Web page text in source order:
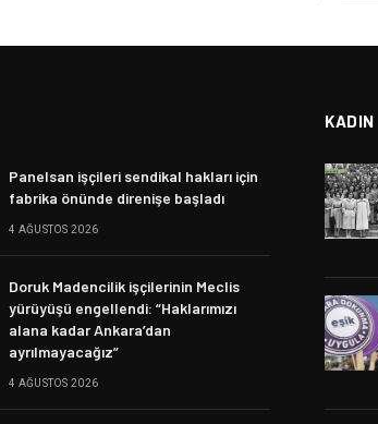
Panelsan işçileri sendikal hakları için
fabrika önünde direnişe başladı
4 AĞUSTOS 2026
Doruk Madencilik işçilerinin Meclis
yürüyüşü engellendi: “Haklarımızı
alana kadar Ankara’dan
ayrılmayacağız”
4 AĞUSTOS 2026
KADIN